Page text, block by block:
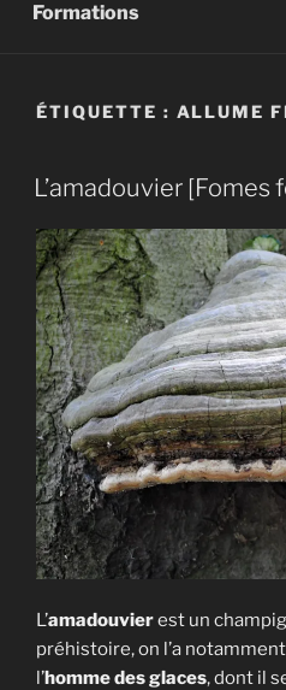
Formations
ÉTIQUETTE : ALLUME
L’amadouvier [Fomes
L’amadouvierest un
préhistoire, on l’a
l’homme des glaces, dont il